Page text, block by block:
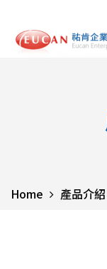
Home 產品介紹